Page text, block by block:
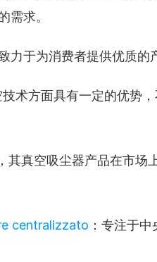
需求。
力于为消费者提供优质的
技术方面具有一定的优势
其真空吸尘器产品在市场
centralizzato ：专注于中